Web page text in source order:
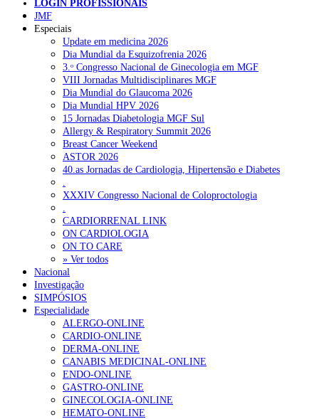
NOTÍCIAS RECENTES
Quase 11.900 jovens recorreram aos cheques psicólogo e
nutricionista no primeiro mês 7 de Agosto, 2026
ULS de Coimbra estreia cirurgia endoscópica do ouvido com
apoio robótico em Portugal 7 de Agosto, 2026
Enfermeiros exigem esclarecimentos sobre eventual gestão
privada da ULS do Algarve 7 de Agosto, 2026
Ordem dos Médicos alerta para riscos no novo sistema de acesso
a consultas e cirurgias
7 de Agosto, 2026
Portugal está a formar os médicos de que precisa?
2026
NOTÍCIAS MAIS LIDAS
Enfermagem Forense. “Da urgência ao tribunal, cada
gesto conta e cada profissional faz a diferença”
202 visualizações
Alguns milhares de utentes podem ficar sem médico de
família com nova regras do registo, alerta associação
155 visualizações
LOGIN PROFISSIONAIS
JMF
Especiais
Update em medicina 2026
Dia Mundial da Esquizofrenia 2026
3.ᵒ Congresso Nacional de Ginecologia em MGF
VIII Jornadas Multidisciplinares MGF
Dia Mundial do Glaucoma 2026
Dia Mundial HPV 2026
15 Jornadas Diabetologia MGF Sul
Allergy & Respiratory Summit 2026
Breast Cancer Weekend
ASTOR 2026
40.as Jornadas de Cardiologia, Hipertensão e Diabetes
.
XXXIV Congresso Nacional de Coloproctologia
.
CARDIORRENAL LINK
ON CARDIOLOGIA
ON TO CARE
» Ver todos
Nacional
Investigação
SIMPÓSIOS
Especialidade
ALERGO-ONLINE
CARDIO-ONLINE
DERMA-ONLINE
CANABIS MEDICINAL-ONLINE
ENDO-ONLINE
GASTRO-ONLINE
GINECOLOGIA-ONLINE
HEMATO-ONLINE